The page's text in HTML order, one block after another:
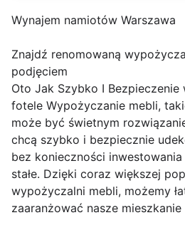
Wynajem namiotów Warszawa
Znajdź renomowaną
podjęciem
Oto Jak Szybko I
fotele Wypożyczanie mebli,
może być świetnym
chcą szybko i bezpiecznie
bez konieczności
stałe. Dzięki coraz większej
wypożyczalni mebli, możemy
zaaranżować nasze mieszkanie